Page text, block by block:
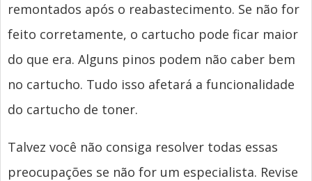
remontados após o reabastecimento. Se não for
feito corretamente, o cartucho pode ficar maior
do que era. Alguns pinos podem não caber bem
no cartucho. Tudo isso afetará a funcionalidade
do cartucho de toner.
Talvez você não consiga resolver todas essas
preocupações se não for um especialista. Revise